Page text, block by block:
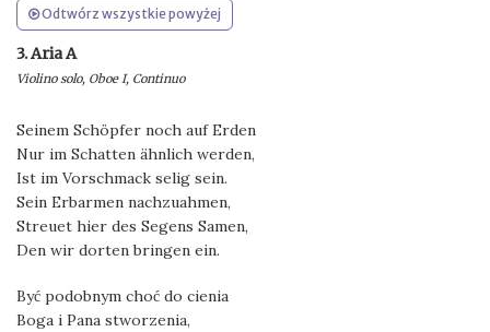
Odtwórz wszystkie powyżej
3. Aria A
Violino solo, Oboe I, Continuo
Seinem Schöpfer noch auf Erden
Nur im Schatten ähnlich werden,
Ist im Vorschmack selig sein.
Sein Erbarmen nachzuahmen,
Streuet hier des Segens Samen,
Den wir dorten bringen ein.
Być podobnym choć do cienia
Boga i Pana stworzenia,